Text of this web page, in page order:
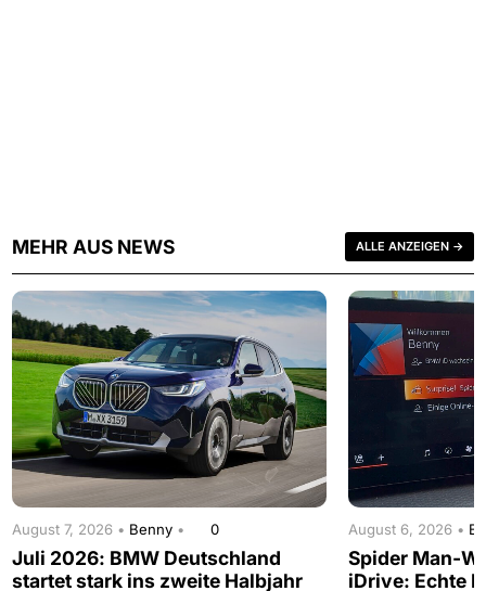
MEHR AUS NEWS ALLE ANZEIGEN →
August 7, 2026 • Benny • 0
Juli 2026: BMW Deutschland
startet stark ins zweite Halbjahr
August 6, 2026 •
Spider Man-
iDrive: Echte